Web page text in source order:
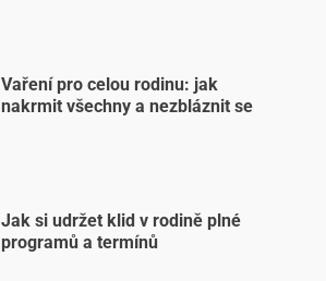
Vaření pro celou rodinu: jak
nakrmit všechny a nezbláznit se
Jak si udržet klid v rodině plné
programů a termínů